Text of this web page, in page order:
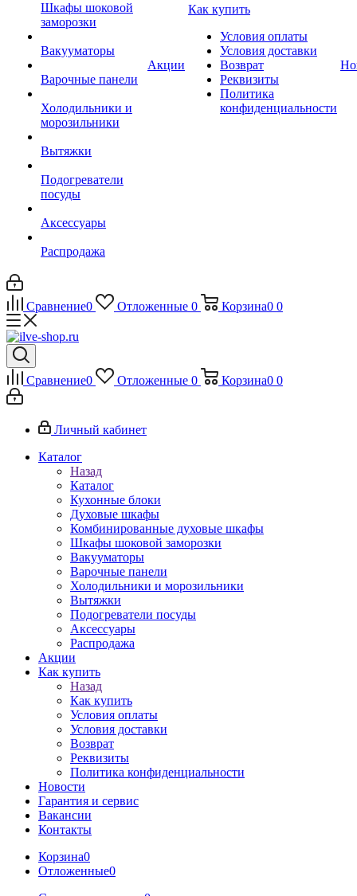
Шкафы шоковой
заморозки
Вакууматоры
Варочные панели
Холодильники и
морозильники
Вытяжки
Подогреватели
посуды
Аксессуары
Распродажа
Акции
Как купить
Условия оплаты
Условия доставки
Возврат
Реквизиты
Политика
конфиденциальности
Сравнение0 Отложенные 0 Корзина0 0
Сравнение0 Отложенные 0 Корзина0 0
Личный кабинет
Каталог
Назад
Каталог
Кухонные блоки
Духовые шкафы
Комбинированные духовые шкафы
Шкафы шоковой заморозки
Вакууматоры
Варочные панели
Холодильники и морозильники
Вытяжки
Подогреватели посуды
Аксессуары
Распродажа
Акции
Как купить
Назад
Как купить
Условия оплаты
Условия доставки
Возврат
Реквизиты
Политика конфиденциальности
Новости
Гарантия и сервис
Вакансии
Контакты
Корзина0
Отложенные0